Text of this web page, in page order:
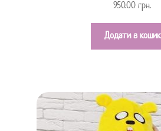
950.00 грн.
Додати в кошик